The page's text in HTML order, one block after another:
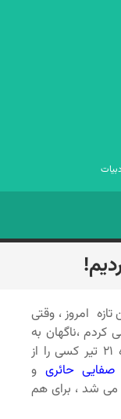
امروز ، وقتی
،ناگهان به
یاد آوردم که هفت سال پیش درسحرگاه ۲۱ تیر کسی را از
صفایی حائری و
می شد ، برای هم